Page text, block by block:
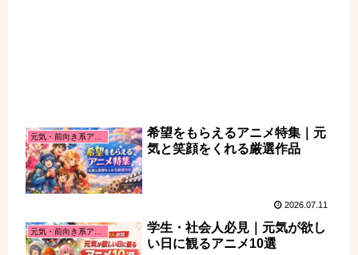
希望をもらえるアニメ特集｜元
気と笑顔をくれる厳選作品
2026.07.11
学生・社会人必見｜元気が欲し
い日に観るアニメ10選